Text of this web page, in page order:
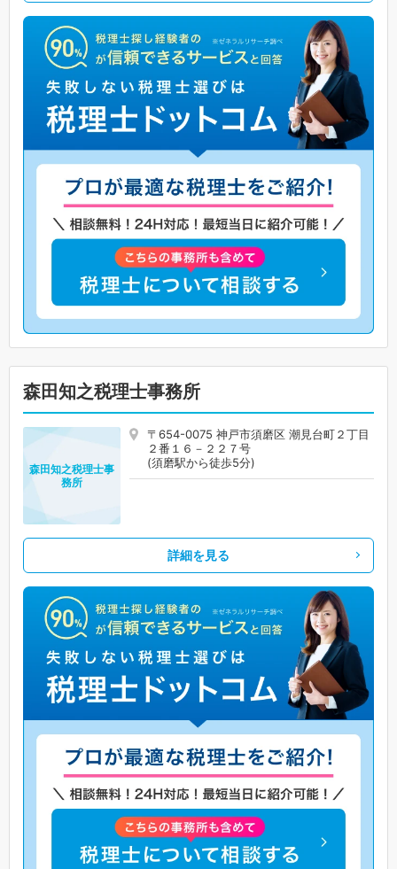
森田知之税理士事務所
〒654-0075 神戸市須磨区 潮見台町２丁目
２番１６－２２７号
(須磨駅から徒歩5分)
森田知之税理士事
務所
詳細を見る